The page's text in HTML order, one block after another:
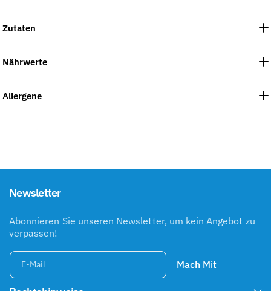
Zutaten
Nährwerte
Allergene
Newsletter
Abonnieren Sie unseren Newsletter, um kein Angebot zu
verpassen!
E-Mail Mach Mit